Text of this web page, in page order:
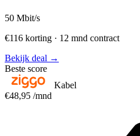
50 Mbit/s
€116 korting · 12 mnd contract
Bekijk deal →
Beste score
Kabel
€48,95 /mnd